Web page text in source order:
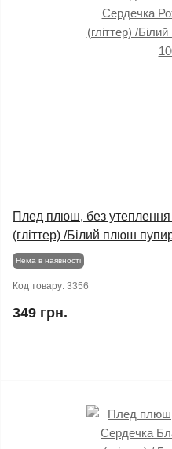
Плед плюш, без
(гліттер) /Білий плюш
Нема в наявності
Код товару: 3356
349 грн.